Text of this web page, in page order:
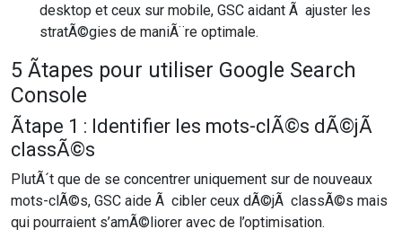
desktop et ceux sur mobile, GSC aidant Ã ajuster les
stratÃ©gies de maniÃ¨re optimale.
5 Ãtapes pour utiliser Google Search
Console
Ãtape 1 : Identifier les mots-clÃ©s dÃ©jÃ
classÃ©s
PlutÃ´t que de se concentrer uniquement sur de nouveaux
mots-clÃ©s, GSC aide Ã cibler ceux dÃ©jÃ classÃ©s mais
qui pourraient s’amÃ©liorer avec de l’optimisation.